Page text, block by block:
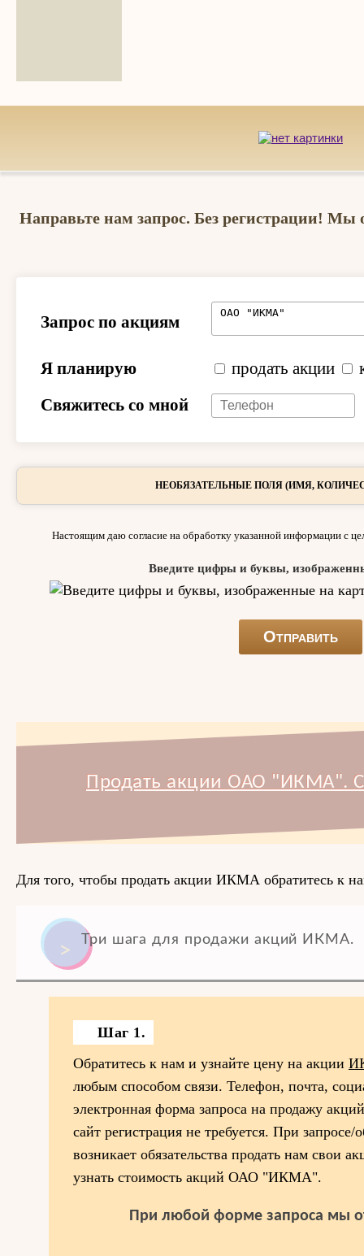
Направьте нам запрос. Без регистрации! Мы
Запрос по акциям
Я планирую продать акции
Свяжитесь со мной
НЕОБЯЗАТЕЛЬНЫЕ ПОЛЯ (ИМЯ,
Настоящим даю согласие на обработку указанной информации с
Введите цифры и буквы,
Продать акции ОАО "ИКМА".
Для того, чтобы продать акции ИКМА обратитесь к
Три шага для продажи акций ИКМА.
Шаг 1.
Обратитесь к нам и узнайте цену на акции
любым способом связи. Телефон, почта,
электронная форма запроса на продажу
сайт регистрация не требуется. При
возникает обязательства продать нам свои
узнать стоимость акций ОАО "ИКМА".
При любой форме запроса мы